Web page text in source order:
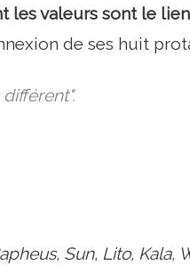
les valeurs sont le
de ses huit
Sun, Lito, Kala,